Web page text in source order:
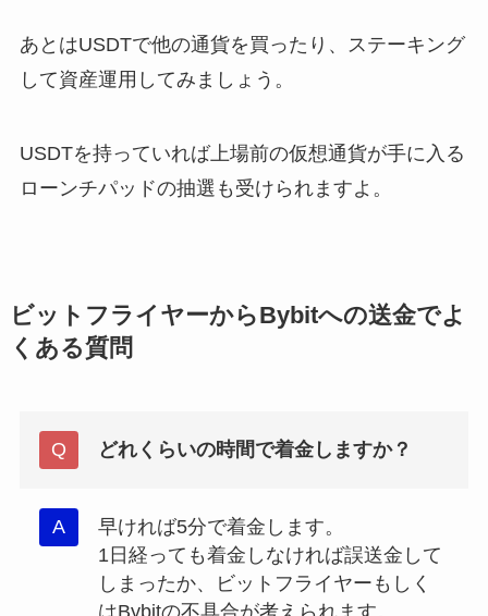
あとはUSDTで他の通貨を買ったり、ステーキング
して資産運用してみましょう。
USDTを持っていれば上場前の仮想通貨が手に入る
ローンチパッドの抽選も受けられますよ。
ビットフライヤーからBybitへの送金でよ
くある質問
どれくらいの時間で着金しますか？
早ければ5分で着金します。
1日経っても着金しなければ誤送金して
しまったか、ビットフライヤーもしく